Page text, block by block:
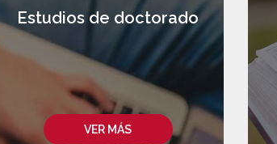
VER MÁS
Estudios de doctorado